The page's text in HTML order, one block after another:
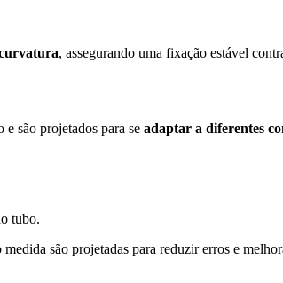
, assegurando uma fixação estável
e são projetados para se adaptar a diferentes
tubo.
medida são projetadas para reduzir erros e